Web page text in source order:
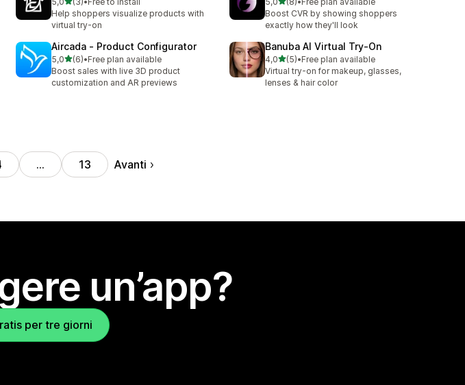
3 recensioni totali
Help shoppers visualize products with
virtual try-on
8 recensioni totali
Boost CVR by showing shoppers
exactly how they'll look
Aircada ‑ Product Configurator
5,0stelle su 5
(6)
6 recensioni totali
•Free plan available
Boost sales with live 3D product
customization and AR previews
Banuba AI Virtual Try‑On
4,0stelle su 5
(5)
5 recensioni totali
•Free plan available
Virtual try-on for makeup, glasses,
lenses & hair color
… 13 Avanti
un’app?
per tre giorni